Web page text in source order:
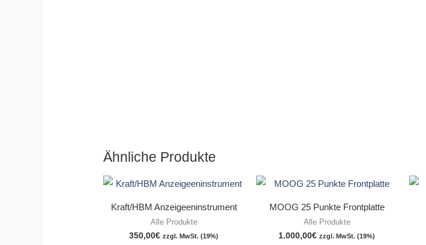
Ähnliche Produkte
Kraft/HBM Anzeigeeninstrument
Alle Produkte
350,00€ zzgl. MwSt. (19%)
MOOG 25 Punkte Frontplatte
Alle Produkte
1.000,00€ zzgl. MwSt. (19%)